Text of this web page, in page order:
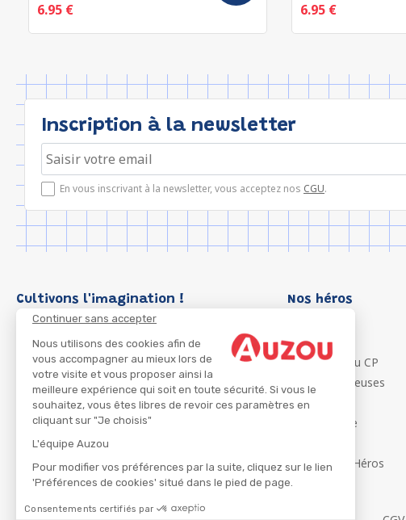
Continuer sans accepter
Nous utilisons des cookies afin de
vous accompagner au mieux lors de
votre visite et vous proposer ainsi la
meilleure expérience qui soit en toute sécurité. Si vous le
souhaitez, vous êtes libres de revoir ces paramètres en
cliquant sur "Je choisis"
L'équipe Auzou
Pour modifier vos préférences par la suite, cliquez sur le lien
'Préférences de cookies' situé dans le pied de page.
Consentements certifiés par
6.95 € 6.95 €
Inscription à la newsletter
En vous inscrivant à la newsletter, vous acceptez nos CGU.
Cultivons l'imagination ! Nos héros
P'tit Loup
Les Héros du CP
Les Influenceuses
Migali
Petite Taupe
Ma Boîte à Héros